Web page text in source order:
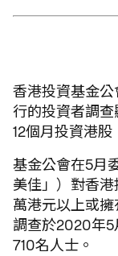
香港投資基金
行的投資者調
12個月投資港股
基金公會在5月
美佳」）對香
萬港元以上或
調查於2020年5
710名人士。